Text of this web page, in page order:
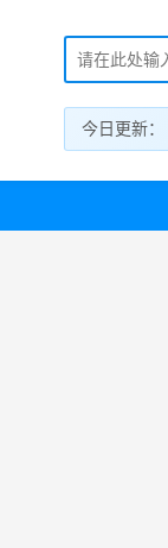
今日更新：